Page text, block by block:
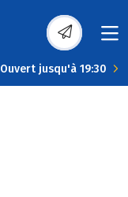
Ouvert jusqu'à 19:30